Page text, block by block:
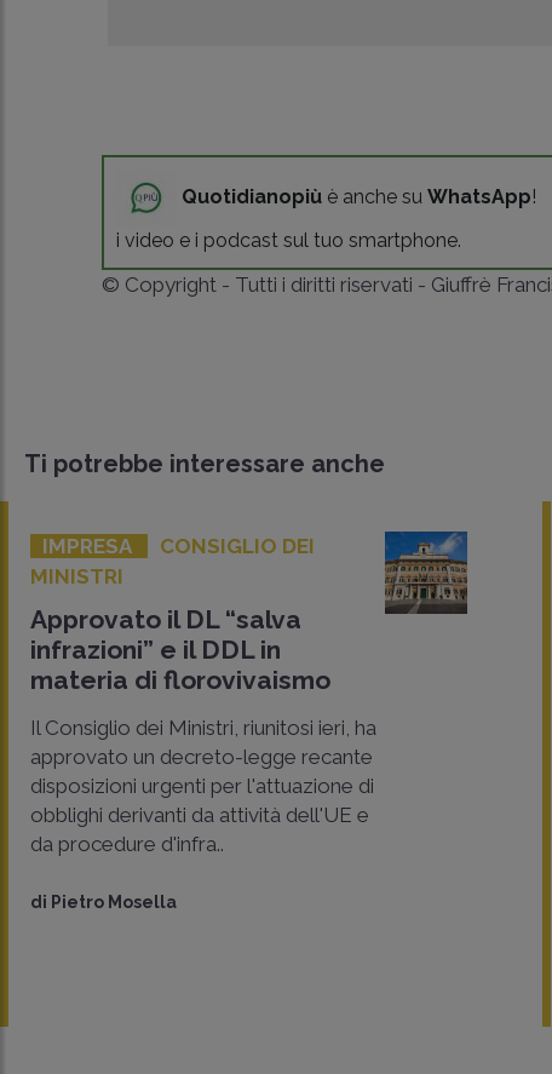
Quotidianopiù è anche suWhatsApp!
i video e i podcast sul tuo smartphone.
© Copyright - Tutti i diritti riservati - Giuffrè
Ti potrebbe interessare anche
IMPRESA
CONSIGLIO DEI
MINISTRI
Approvato il DL “salva
infrazioni” e il DDL in
materia di florovivaismo
Il Consiglio dei Ministri, riunitosi ieri, ha
approvato un decreto-legge recante
disposizioni urgenti per l'attuazione di
obblighi derivanti da attività dell'UE e
da procedure d'infra..
di Pietro Mosella